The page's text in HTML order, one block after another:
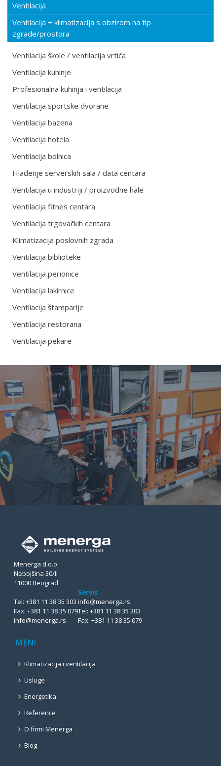
Ventilacija
Ventilacija + klimatizacija s obzirom na tip
zgrade/prostora
Ventilacija škole / ventilacija vrtića
Ventilacija kuhinje
Profesionalna kuhinja i ventilacija
Ventilacija sportske dvorane
Ventilacija bazena
Ventilacija hotela
Ventilacija bolnica
Hlađenje serverskih sala / data centara
Ventilacija u industriji / proizvodne hale
Ventilacija fitnes centara
Ventilacija trgovačkih centara
Klimatizacija poslovnih zgrada
Ventilacija biblioteke
Ventilacija perionice
Ventilacija lakirnice
Ventilacija štamparije
Ventilacija restorana
Ventilacija pekare
Menerga d.o.o.
Nebojšina 30/II
11000 Beograd
Tel:+381 11 38 35 303
Fax:+381 11 38 35 079
info@menerga.rs
Servis
info@menerga.rs
Tel:+381 11 38 35 303
Fax:+381 11 38 35 079
MENI
Klimatizacija i ventilacija
Usluge
Energetika
Reference
O firmi Menerga
Blog